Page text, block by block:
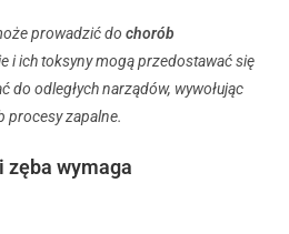
prowadzić do chorób
i ich toksyny mogą przedostawać się
do odległych narządów, wywołując
procesy zapalne.
zęba wymaga